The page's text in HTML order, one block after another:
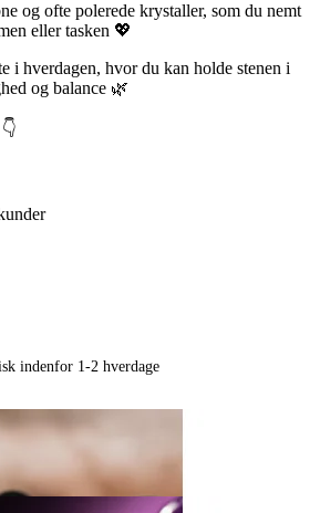
og ofte polerede krystaller, som du nemt
eller tasken 💖
i hverdagen, hvor du kan holde stenen i
og balance 🌿
indenfor 1-2 hverdage